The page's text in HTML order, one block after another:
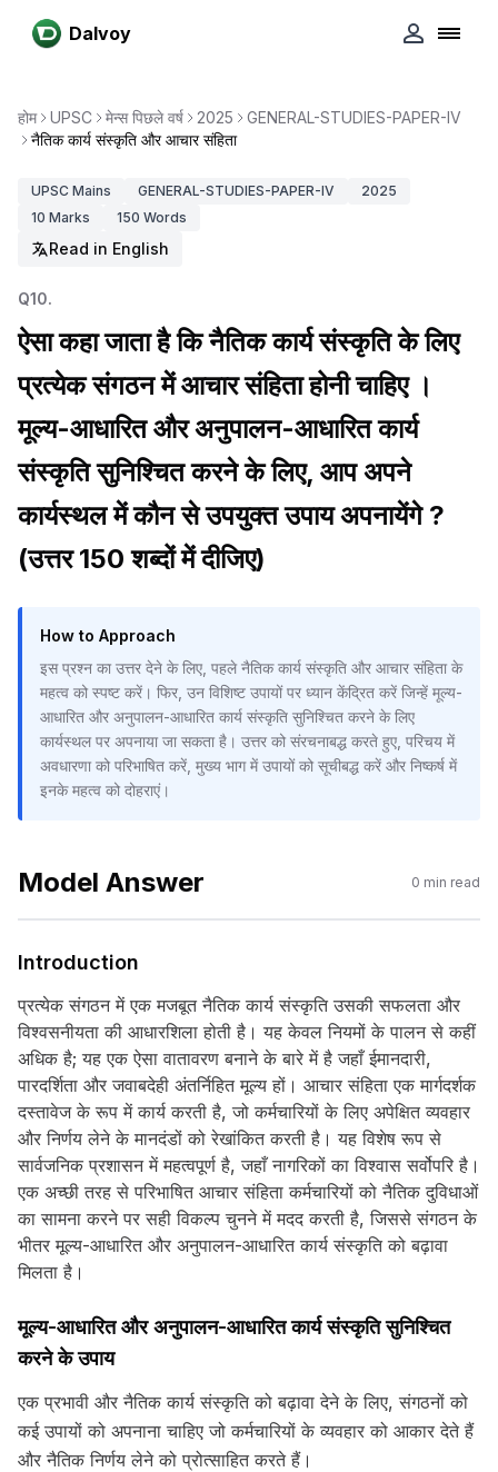
Dalvoy
होम UPSC मेन्स पिछले वर्ष 2025
GENERAL-STUDIES-PAPER-IV
नैतिक कार्य संस्कृति और आचार संहिता
UPSC Mains GENERAL-STUDIES-PAPER-IV
2025
10 Marks 150 Words
Read in English
Q10.
ऐसा कहा जाता है कि नैतिक कार्य संस्कृति के लिए
प्रत्येक संगठन में आचार संहिता होनी चाहिए ।
मूल्य-आधारित और अनुपालन-आधारित कार्य
संस्कृति सुनिश्चित करने के लिए, आप अपने
कार्यस्थल में कौन से उपयुक्त उपाय अपनायेंगे ?
(उत्तर 150 शब्दों में दीजिए)
How to Approach
इस प्रश्न का उत्तर देने के लिए, पहले नैतिक कार्य संस्कृति और आचार संहिता के
महत्व को स्पष्ट करें। फिर, उन विशिष्ट उपायों पर ध्यान केंद्रित करें जिन्हें मूल्य-
आधारित और अनुपालन-आधारित कार्य संस्कृति सुनिश्चित करने के लिए
कार्यस्थल पर अपनाया जा सकता है। उत्तर को संरचनाबद्ध करते हुए, परिचय में
अवधारणा को परिभाषित करें, मुख्य भाग में उपायों को सूचीबद्ध करें और निष्कर्ष में
इनके महत्व को दोहराएं।
Model Answer 0 min read
Introduction
प्रत्येक संगठन में एक मजबूत नैतिक कार्य संस्कृति उसकी सफलता और
विश्वसनीयता की आधारशिला होती है। यह केवल नियमों के पालन से कहीं
अधिक है; यह एक ऐसा वातावरण बनाने के बारे में है जहाँ ईमानदारी,
पारदर्शिता और जवाबदेही अंतर्निहित मूल्य हों। आचार संहिता एक मार्गदर्शक
दस्तावेज के रूप में कार्य करती है, जो कर्मचारियों के लिए अपेक्षित व्यवहार
और निर्णय लेने के मानदंडों को रेखांकित करती है। यह विशेष रूप से
सार्वजनिक प्रशासन में महत्वपूर्ण है, जहाँ नागरिकों का विश्वास सर्वोपरि है।
एक अच्छी तरह से परिभाषित आचार संहिता कर्मचारियों को नैतिक दुविधाओं
का सामना करने पर सही विकल्प चुनने में मदद करती है, जिससे संगठन के
भीतर मूल्य-आधारित और अनुपालन-आधारित कार्य संस्कृति को बढ़ावा
मिलता है।
मूल्य-आधारित और अनुपालन-आधारित कार्य संस्कृति सुनिश्चित
करने के उपाय
एक प्रभावी और नैतिक कार्य संस्कृति को बढ़ावा देने के लिए, संगठनों को
कई उपायों को अपनाना चाहिए जो कर्मचारियों के व्यवहार को आकार देते हैं
और नैतिक निर्णय लेने को प्रोत्साहित करते हैं।